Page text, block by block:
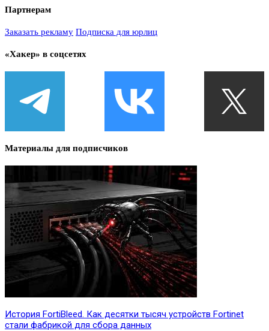
Партнерам
Заказать рекламу Подписка для юрлиц
«Хакер» в соцсетях
Материалы для подписчиков
История FortiBleed. Как десятки тысяч устройств Fortinet
стали фабрикой для сбора данных